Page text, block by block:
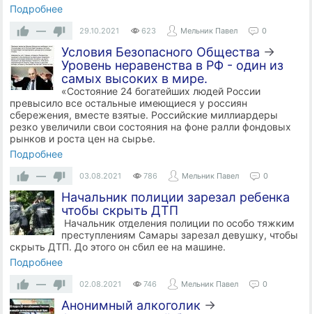
Подробнее
—
29.10.2021 623 Мельник Павел 0
Условия Безопасного Общества →
Уровень неравенства в РФ - один из
самых высоких в мире.
«Состояние 24 богатейших людей России
превысило все остальные имеющиеся у россиян
сбережения, вместе взятые. Российские миллиардеры
резко увеличили свои состояния на фоне ралли фондовых
рынков и роста цен на сырье.
Подробнее
—
03.08.2021 786 Мельник Павел 0
Начальник полиции зарезал ребенка
чтобы скрыть ДТП
Начальник отделения полиции по особо тяжким
преступлениям Самары зарезал девушку, чтобы
скрыть ДТП. До этого он сбил ее на машине.
Подробнее
—
02.08.2021 746 Мельник Павел 0
Анонимный алкоголик →